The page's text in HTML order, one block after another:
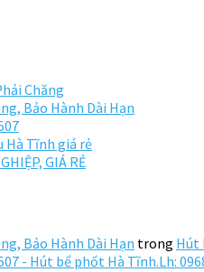
Chăng
Bảo Hành Dài Hạn
Hà Tĩnh giá rẻ
GIÁ RẺ
Bảo Hành Dài Hạn trong Hút
- Hút bể phốt Hà Tĩnh.Lh: